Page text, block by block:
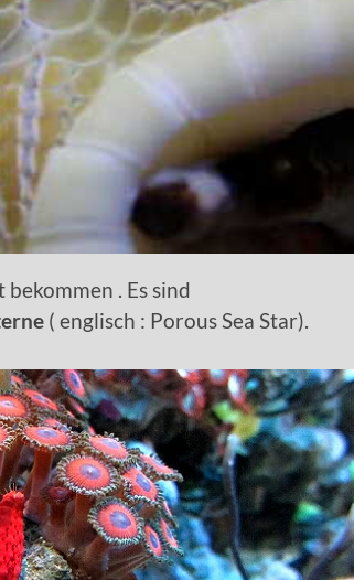
bekommen . Es sind
( englisch : Porous Sea Star).